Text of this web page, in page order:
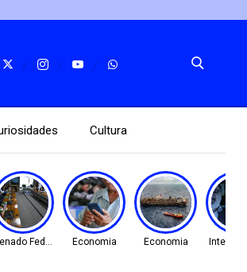
Cultura
Federal Economia Economia